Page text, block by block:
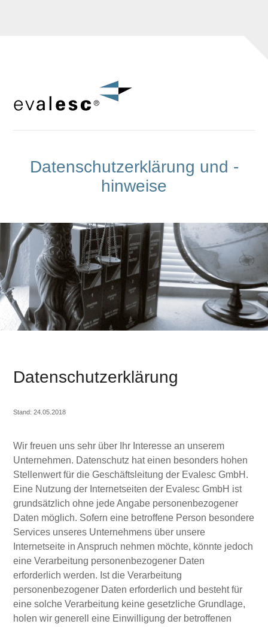
Datenschutzerklärung und -
hinweise
Datenschutzerklärung
Stand: 24.05.2018
Wir freuen uns sehr über Ihr Interesse an unserem
Unternehmen. Datenschutz hat einen besonders hohen
Stellenwert für die Geschäftsleitung der Evalesc GmbH.
Eine Nutzung der Internetseiten der Evalesc GmbH ist
grundsätzlich ohne jede Angabe personenbezogener
Daten möglich. Sofern eine betroffene Person besondere
Services unseres Unternehmens über unsere
Internetseite in Anspruch nehmen möchte, könnte jedoch
eine Verarbeitung personenbezogener Daten
erforderlich werden. Ist die Verarbeitung
personenbezogener Daten erforderlich und besteht für
eine solche Verarbeitung keine gesetzliche Grundlage,
holen wir generell eine Einwilligung der betroffenen